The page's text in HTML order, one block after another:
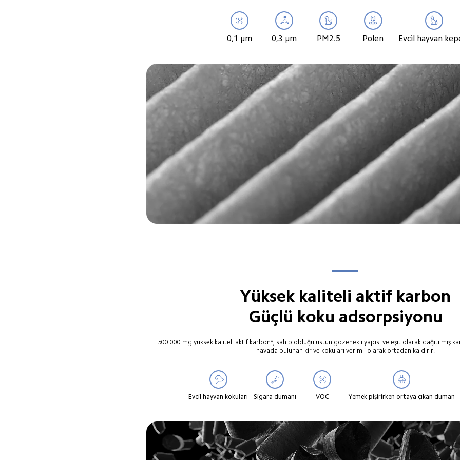
0,1 μm 0,3 μm PM2.5 Polen Evcil hayvan
Yüksek kaliteli aktif karbon
Güçlü koku adsorpsiyonu
500.000 mg yüksek kaliteli aktif karbon*, sahip olduğu üstün gözenekli yapısı ve eşit olarak dağıtılmış
havada bulunan kir ve kokuları verimli olarak ortadan kaldırır.
Evcil hayvan kokuları Sigara dumanı VOC Yemek pişirirken ortaya çıkan duman